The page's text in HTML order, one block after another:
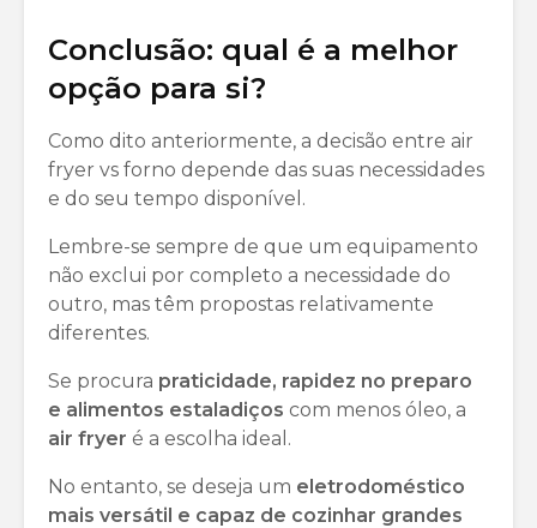
Conclusão: qual é a melhor
opção para si?
Como dito anteriormente, a decisão entre air
fryer vs forno depende das suas necessidades
e do seu tempo disponível.
Lembre-se sempre de que um equipamento
não exclui por completo a necessidade do
outro, mas têm propostas relativamente
diferentes.
Se procura praticidade, rapidez no preparo
e alimentos estaladiços com menos óleo, a
air fryer é a escolha ideal.
No entanto, se deseja um eletrodoméstico
mais versátil e capaz de cozinhar grandes